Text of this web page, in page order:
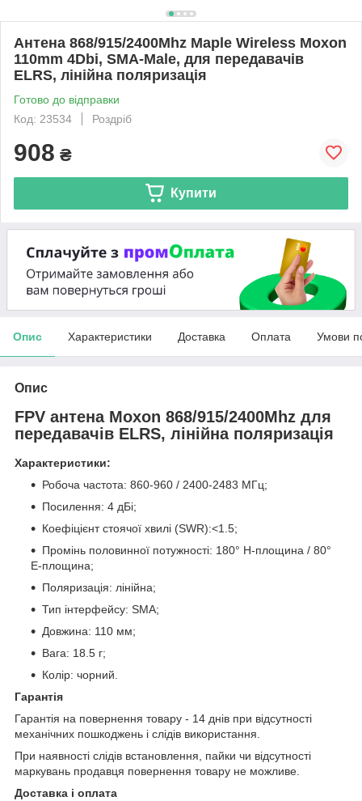
Антена 868/915/2400Mhz Maple Wireless Moxon
110mm 4Dbi, SMA-Male, для передавачів
ELRS, лінійна поляризація
Готово до відправки
Код: 23534
Роздріб
908 ₴
Купити
Опис Характеристики Доставка Оплата Умови
Опис
FPV антена Moxon 868/915/2400Mhz для
передавачів ELRS, лінійна поляризація
Характеристики:
Робоча частота: 860-960 / 2400-2483 МГц;
Посилення: 4 дБі;
Коефіцієнт стоячої хвилі (SWR):<1.5;
Промінь половинної потужності: 180° H-площина / 80°
E-площина;
Поляризація: лінійна;
Тип інтерфейсу: SMA;
Довжина: 110 мм;
Вага: 18.5 г;
Колір: чорний.
Гарантія
Гарантія на повернення товару - 14 днів при відсутності
механічних пошкоджень і слідів використання.
При наявності слідів встановлення, пайки чи відсутності
маркувань продавця повернення товару не можливе.
Доставка і оплата